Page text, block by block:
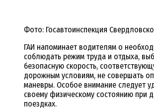
Фото: Госавтоинспекция
ГАИ напоминает водителям о
соблюдать режим труда и отдыха,
безопасную скорость,
дорожным условиям, не совершать
маневры. Особое внимание следует
своему физическому состоянию при
поездках.